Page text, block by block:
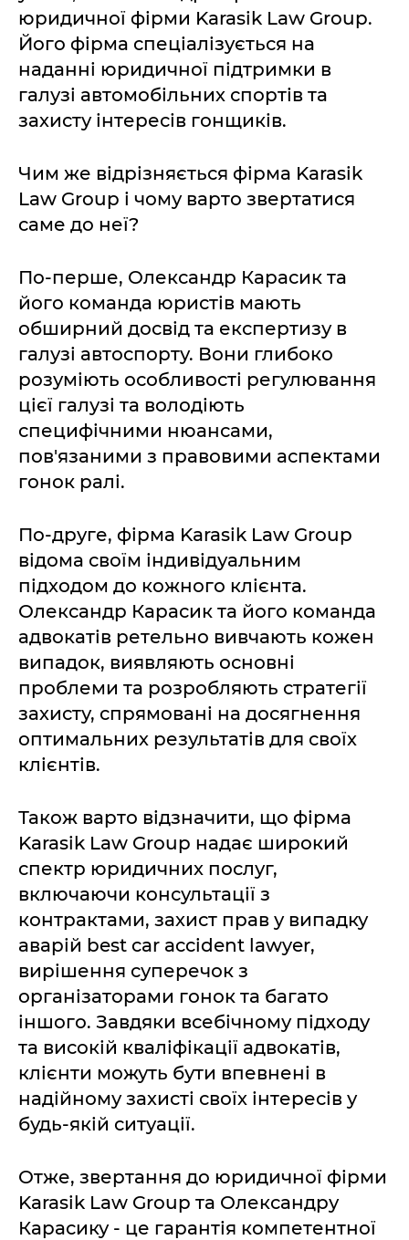
юридичної фірми Karasik Law Group.
Його фірма спеціалізується на
наданні юридичної підтримки в
галузі автомобільних спортів та
захисту інтересів гонщиків.
Чим же відрізняється фірма Karasik
Law Group і чому варто звертатися
саме до неї?
По-перше, Олександр Карасик та
його команда юристів мають
обширний досвід та експертизу в
галузі автоспорту. Вони глибоко
розуміють особливості регулювання
цієї галузі та володіють
специфічними нюансами,
пов'язаними з правовими аспектами
гонок ралі.
По-друге, фірма Karasik Law Group
відома своїм індивідуальним
підходом до кожного клієнта.
Олександр Карасик та його команда
адвокатів ретельно вивчають кожен
випадок, виявляють основні
проблеми та розробляють стратегії
захисту, спрямовані на досягнення
оптимальних результатів для своїх
клієнтів.
Також варто відзначити, що фірма
Karasik Law Group надає широкий
спектр юридичних послуг,
включаючи консультації з
контрактами, захист прав у випадку
аварій best car accident lawyer,
вирішення суперечок з
організаторами гонок та багато
іншого. Завдяки всебічному підходу
та високій кваліфікації адвокатів,
клієнти можуть бути впевнені в
надійному захисті своїх інтересів у
будь-якій ситуації.
Отже, звертання до юридичної фірми
Karasik Law Group та Олександру
Карасику - це гарантія компетентної